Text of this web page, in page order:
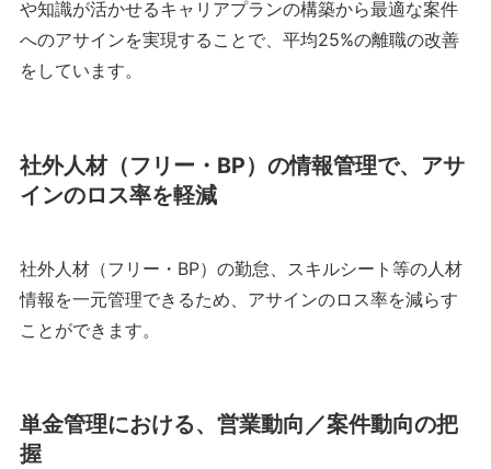
や知識が活かせるキャリアプランの構築から最適な案件
へのアサインを実現することで、平均25%の離職の改善
をしています。
社外人材（フリー・BP）の情報管理で、アサ
インのロス率を軽減
社外人材（フリー・BP）の勤怠、スキルシート等の人材
情報を一元管理できるため、アサインのロス率を減らす
ことができます。
単金管理における、営業動向／案件動向の把
握